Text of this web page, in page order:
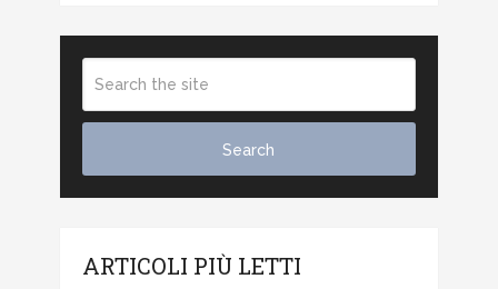
ARTICOLI PIÙ LETTI